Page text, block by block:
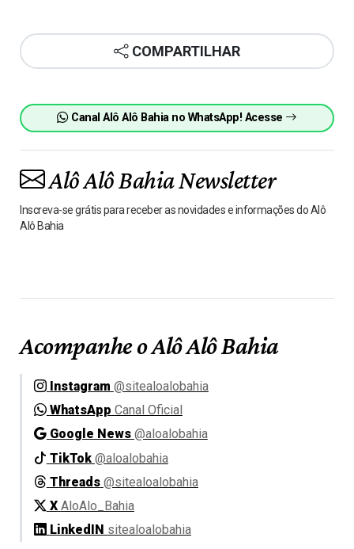
COMPARTILHAR
Canal Alô Alô Bahia no WhatsApp! Acesse
Alô Alô Bahia Newsletter
Inscreva-se grátis para receber as novidades e informações do Alô
Alô Bahia
Acompanhe o Alô Alô Bahia
Instagram @sitealoalobahia
WhatsApp Canal Oficial
Google News @aloalobahia
TikTok @aloalobahia
Threads @sitealoalobahia
X AloAlo_Bahia
LinkedIN sitealoalobahia